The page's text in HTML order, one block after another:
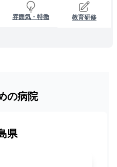
雰囲気・特徴 教育研修
の病院
県